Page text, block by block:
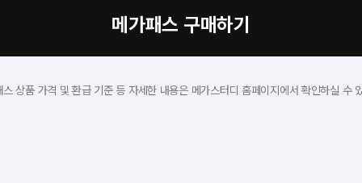
메가패스 구매하기
상품 가격 및 환급 기준 등 자세한 내용은 메가스터디 홈페이지에서 확인하실 수